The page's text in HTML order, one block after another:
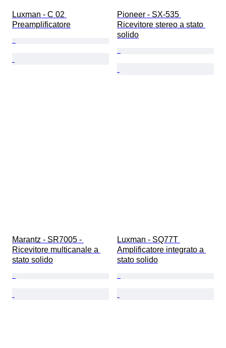
Luxman - C 02
Preamplificatore
Pioneer - SX-535
Ricevitore stereo a stato
solido
Marantz - SR7005 -
Ricevitore multicanale a
stato solido
Luxman - SQ77T
Amplificatore integrato a
stato solido